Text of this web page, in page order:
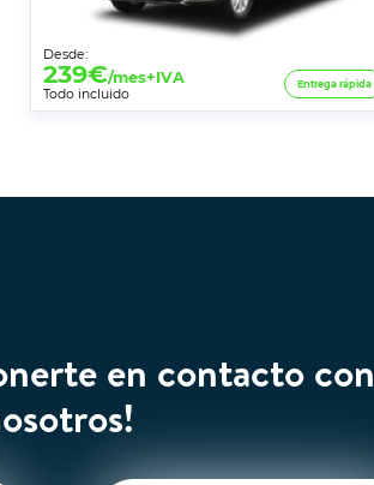
Desde:
239€/mes+IVA
Todo incluido
Entrega rápida
en contacto con